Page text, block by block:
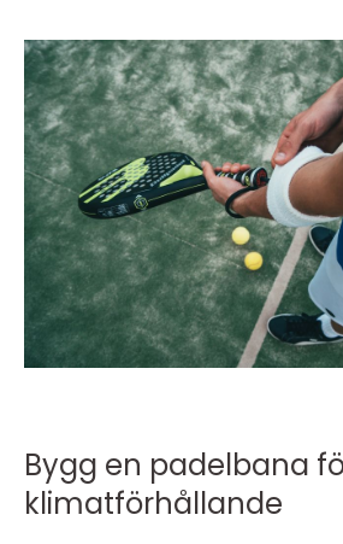
Bygg en padelbana
klimatförhållande